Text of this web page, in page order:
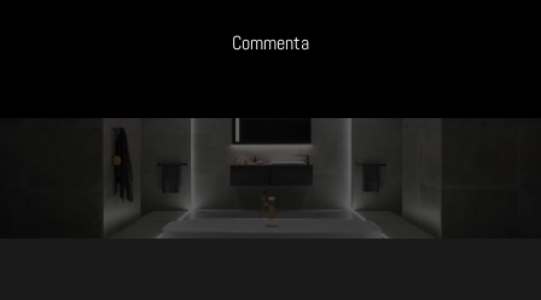
Commenta